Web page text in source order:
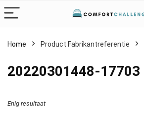
Home Product Fabrikantreferentie
‎20220301448-17703
Enig resultaat